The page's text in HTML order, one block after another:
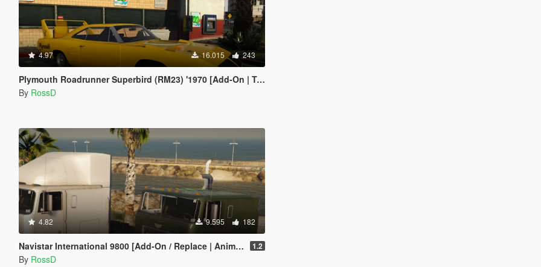
4.97 16.015 243
Plymouth Roadrunner Superbird (RM23) '1970 [Add-On | Tuning]
By RossD
4.82 9.595 182
Navistar International 9800 [Add-On / Replace | Animations | LODs] 1.2
By RossD